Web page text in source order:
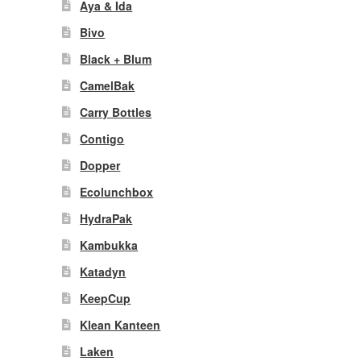
Aya & Ida
Bivo
Black + Blum
CamelBak
Carry Bottles
Contigo
Dopper
Ecolunchbox
HydraPak
Kambukka
Katadyn
KeepCup
Klean Kanteen
Laken